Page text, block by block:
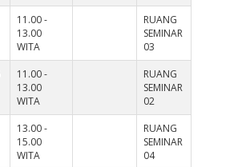
11.00 -
13.00
WITA
RUANG
SEMINAR
03
11.00 -
13.00
WITA
RUANG
SEMINAR
02
13.00 -
15.00
WITA
RUANG
SEMINAR
04